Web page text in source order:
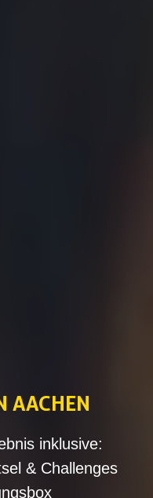
AACHEN
inklusive:
& Challenges